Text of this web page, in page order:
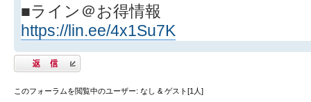
■ライン＠お得情報
https://lin.ee/4x1Su7K
返信する
このフォーラムを閲覧中のユーザー: なし & ゲスト[1人]